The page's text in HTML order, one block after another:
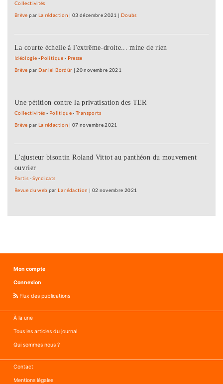
Collectivités
Brève par La rédaction |03 décembre 2021 | Doubs
La courte échelle à l'extrême-droite... mine de rien
Idéologie - Politique - Presse
Brève par Daniel Bordür |20 novembre 2021
Une pétition contre la privatisation des TER
Collectivités - Politique-Transports
Brève par La rédaction |07 novembre 2021
L'ajusteur bisontin Roland Vittot au panthéon du mouvement
ouvrier
Partis -Syndicats
Revue du web parLa rédaction | 02 novembre 2021
Mon compte
Connexion
Flux des publications
À la une
Tous les articles du journal
Qui sommes nous ?
Contact
Mentions légales